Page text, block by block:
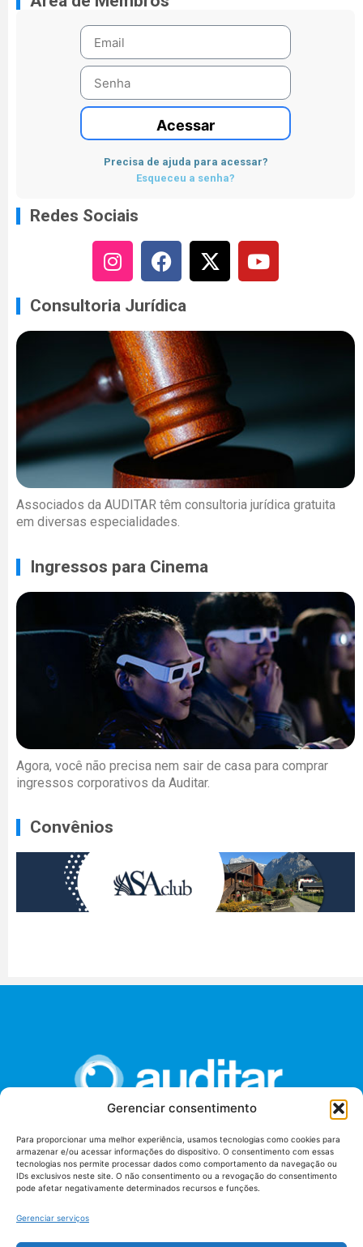
Gerenciar consentimento
Para proporcionar uma melhor experiência, usamos tecnologias como cookies para
armazenar e/ou acessar informações do dispositivo. O consentimento com essas
tecnologias nos permite processar dados como comportamento da navegação ou
IDs exclusivos neste site. O não consentimento ou a revogação do consentimento
pode afetar negativamente determinados recursos e funções.
Gerenciar serviços
Acessar
Precisa de ajuda para acessar?
Esqueceu a senha?
Redes Sociais
Consultoria Jurídica
Associados da AUDITAR têm consultoria jurídica gratuita
em diversas especialidades.
Ingressos para Cinema
Agora, você não precisa nem sair de casa para comprar
ingressos corporativos da Auditar.
Convênios
União dos Auditores Federais de Controle Externo -
AUDITAR
Setor de Administração Federal Sul (SAF/Sul), Qd. 04, Lt. 01
Tribunal de Contas da União (TCU), Subsolo, Sala S04